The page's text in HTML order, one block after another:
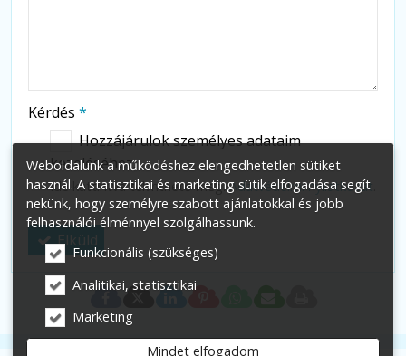
Kérdés *
Hozzájárulok személyes adataim
kezeléséhez.
Ide kattintva tekinthető meg:Adatvédelmi nyilatkozat
Elküld
Weboldalunk a működéshez elengedhetetlen sütiket
használ. A statisztikai és marketing sütik elfogadása segít
nekünk, hogy személyre szabott ajánlatokkal és jobb
felhasználói élménnyel szolgálhassunk.
Funkcionális (szükséges)
Analitikai, statisztikai
Marketing
Mindet elfogadom